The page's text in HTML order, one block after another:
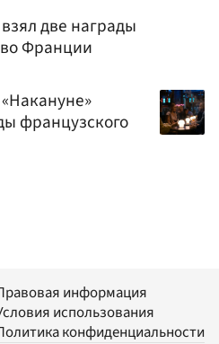
две награды
Франции
французского
информация
использования
конфиденциальности